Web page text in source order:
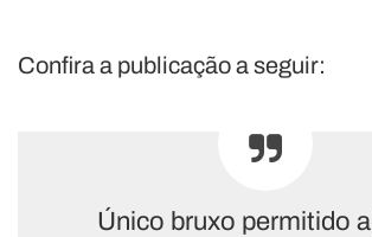
Confira a publicação a seguir:
Único bruxo permitido